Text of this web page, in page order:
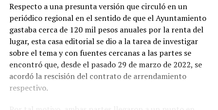
Respecto a una presunta versión que circuló en un
periódico regional en el sentido de que el Ayuntamiento
gastaba cerca de 120 mil pesos anuales por la renta del
lugar, esta casa editorial se dio a la tarea de investigar
sobre el tema y con fuentes cercanas a las partes se
encontró que, desde el pasado 29 de marzo de 2022, se
acordó la rescisión del contrato de arrendamiento
respectivo.